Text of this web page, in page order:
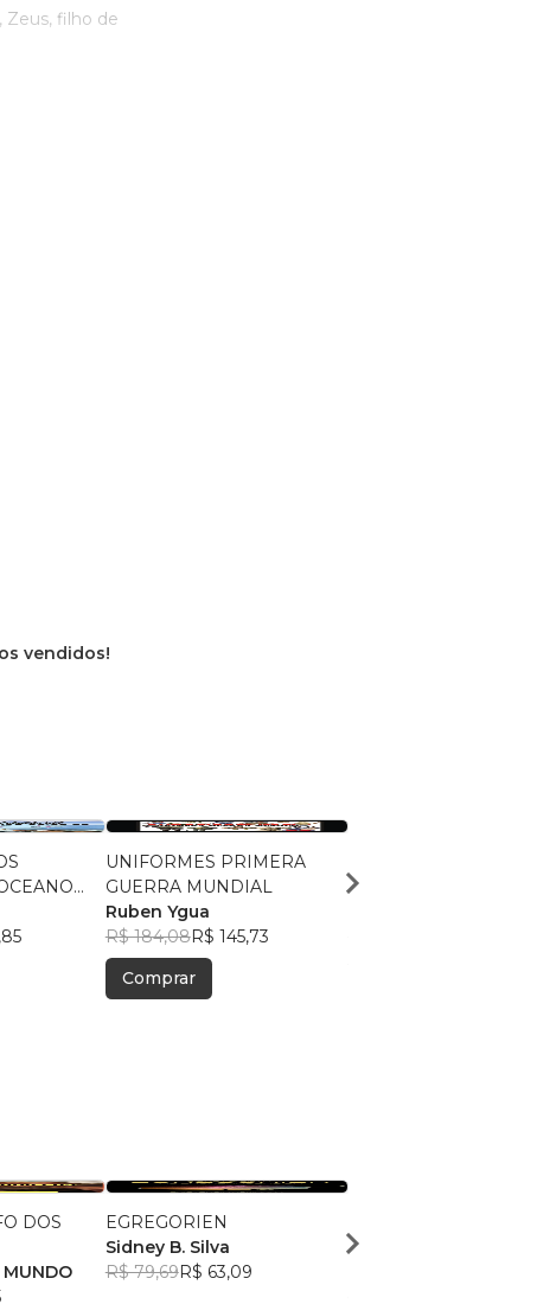
filho de
vendidos!
UNIFORMES PRIMERA
GUERRA MUNDIAL
Ruben Ygua
R$ 184,08R$ 145,73
Comprar
DE TROYA
DOS
EGREGORIEN
Sidney B. Silva
R$ 79,69R$ 63,09
RAÍZES